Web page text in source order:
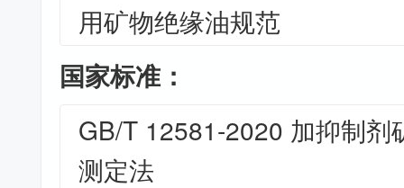
用矿物绝缘油规范
国家标准：
GB/T 12581-2020 加抑制剂
测定法